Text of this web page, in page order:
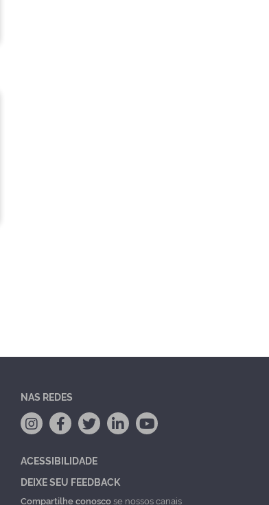
NAS REDES
ACESSIBILIDADE
DEIXE SEU FEEDBACK
Compartilhe conoscose nossos canais